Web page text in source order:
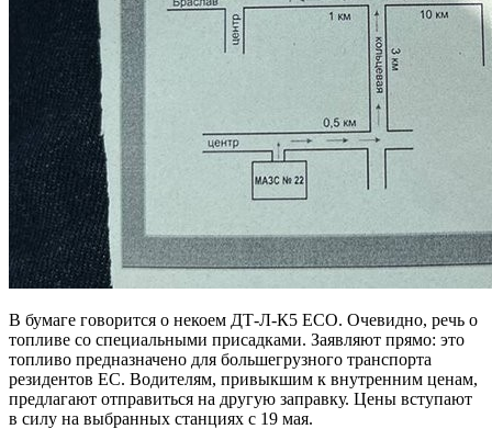
В бумаге говорится о некоем ДТ-Л-К5 ECO. Очевидно, речь о
топливе со специальными присадками. Заявляют прямо: это
топливо предназначено для большегрузного транспорта
резидентов ЕС. Водителям, привыкшим к внутренним ценам,
предлагают отправиться на другую заправку. Цены вступают
в силу на выбранных станциях с 19 мая.